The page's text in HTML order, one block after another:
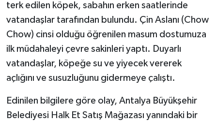
terk edilen köpek, sabahın erken saatlerinde
vatandaşlar tarafından bulundu. Çin Aslanı (Chow
Chow) cinsi olduğu öğrenilen masum dostumuza
ilk müdahaleyi çevre sakinleri yaptı. Duyarlı
vatandaşlar, köpeğe su ve yiyecek vererek
açlığını ve susuzluğunu gidermeye çalıştı.
Edinilen bilgilere göre olay, Antalya Büyükşehir
Belediyesi Halk Et Satış Mağazası yanındaki bir